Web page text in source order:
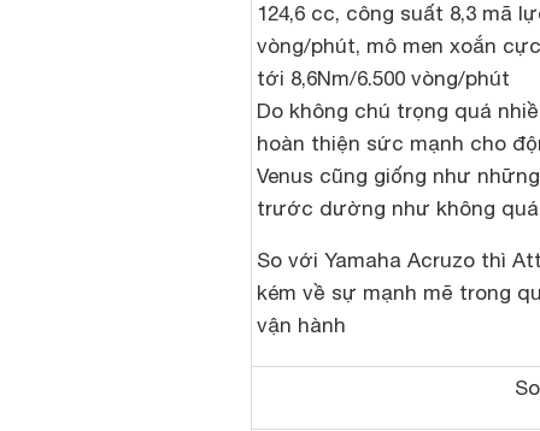
124,6 cc, công suất 8,3 mã
vòng/phút, mô men xoắn
tới 8,6Nm/6.500 vòng/phút
Do không chú trọng quá
hoàn thiện sức mạnh cho
Venus cũng giống như
trước dường như không
So với Yamaha Acruzo thì
kém về sự mạnh mẽ trong
vận hành